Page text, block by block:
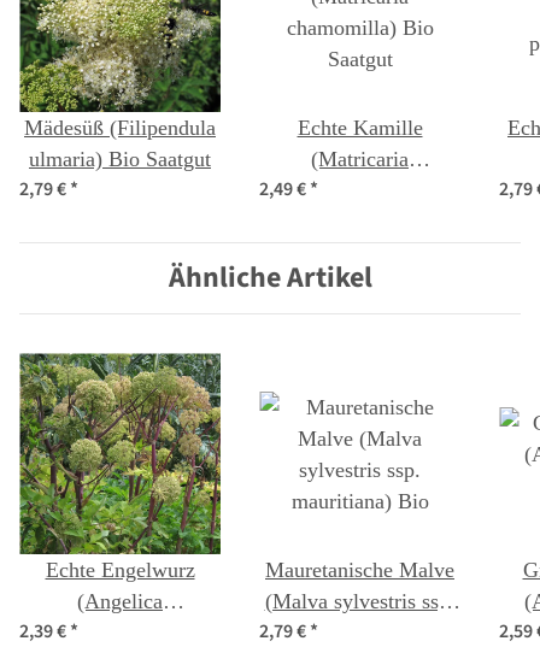
Mädesüß (Filipendula
ulmaria) Bio Saatgut
2,79 €*
Echte Kamille
(Matricaria
chamomilla) Bio
2,49 €* 2,79
Ähnliche Artikel
Echte Engelwurz
(Angelica
archangelica) Samen
2,39 €*
Mauretanische Malve
(Malva sylvestris ssp.
mauritiana) Bio
2,79 €* 2,59